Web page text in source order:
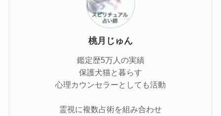
桃月じゅん
鑑定歴5万人の実績
保護犬猫と暮らす
心理カウンセラーとしても活動
霊視に複数占術を組み合わせ